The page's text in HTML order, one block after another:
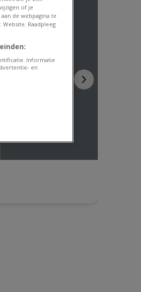
of je
de webpagina te
Raadpleeg
Informatie
en